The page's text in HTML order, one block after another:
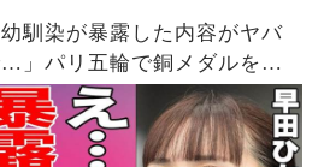
馴染が暴露した内容がヤバ
」パリ五輪で銅メダルを獲
期からの親友が明かす衝撃
い…【パリオリンピック/女